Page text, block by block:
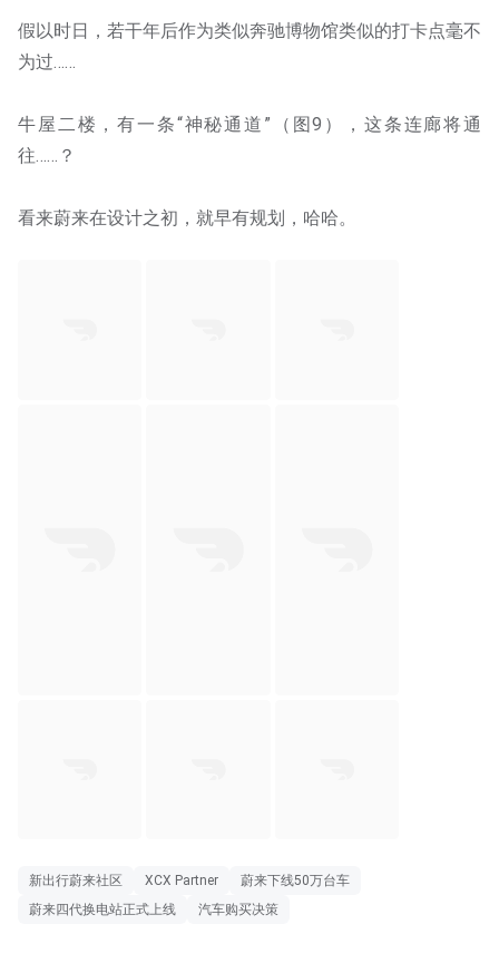
假以时日，若干年后作为类似奔驰博物馆类似的打卡点毫不
为过……
牛屋二楼，有一条“神秘通道”（图9），这条连廊将通
往……？
看来蔚来在设计之初，就早有规划，哈哈。
新出行蔚来社区 XCX Partner
蔚来下线50万台车
蔚来四代换电站正式上线
汽车购买决策